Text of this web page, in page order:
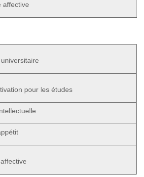
affective
pour les études